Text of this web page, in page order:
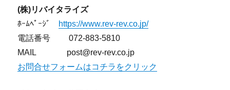
(株)リバイタライズ
ﾎｰﾑﾍﾟｰｼﾞ https://www.rev-rev.co.jp/
電話番号 072-883-5810
MAIL post@rev-rev.co.jp
お問合せフォームはコチラをクリック